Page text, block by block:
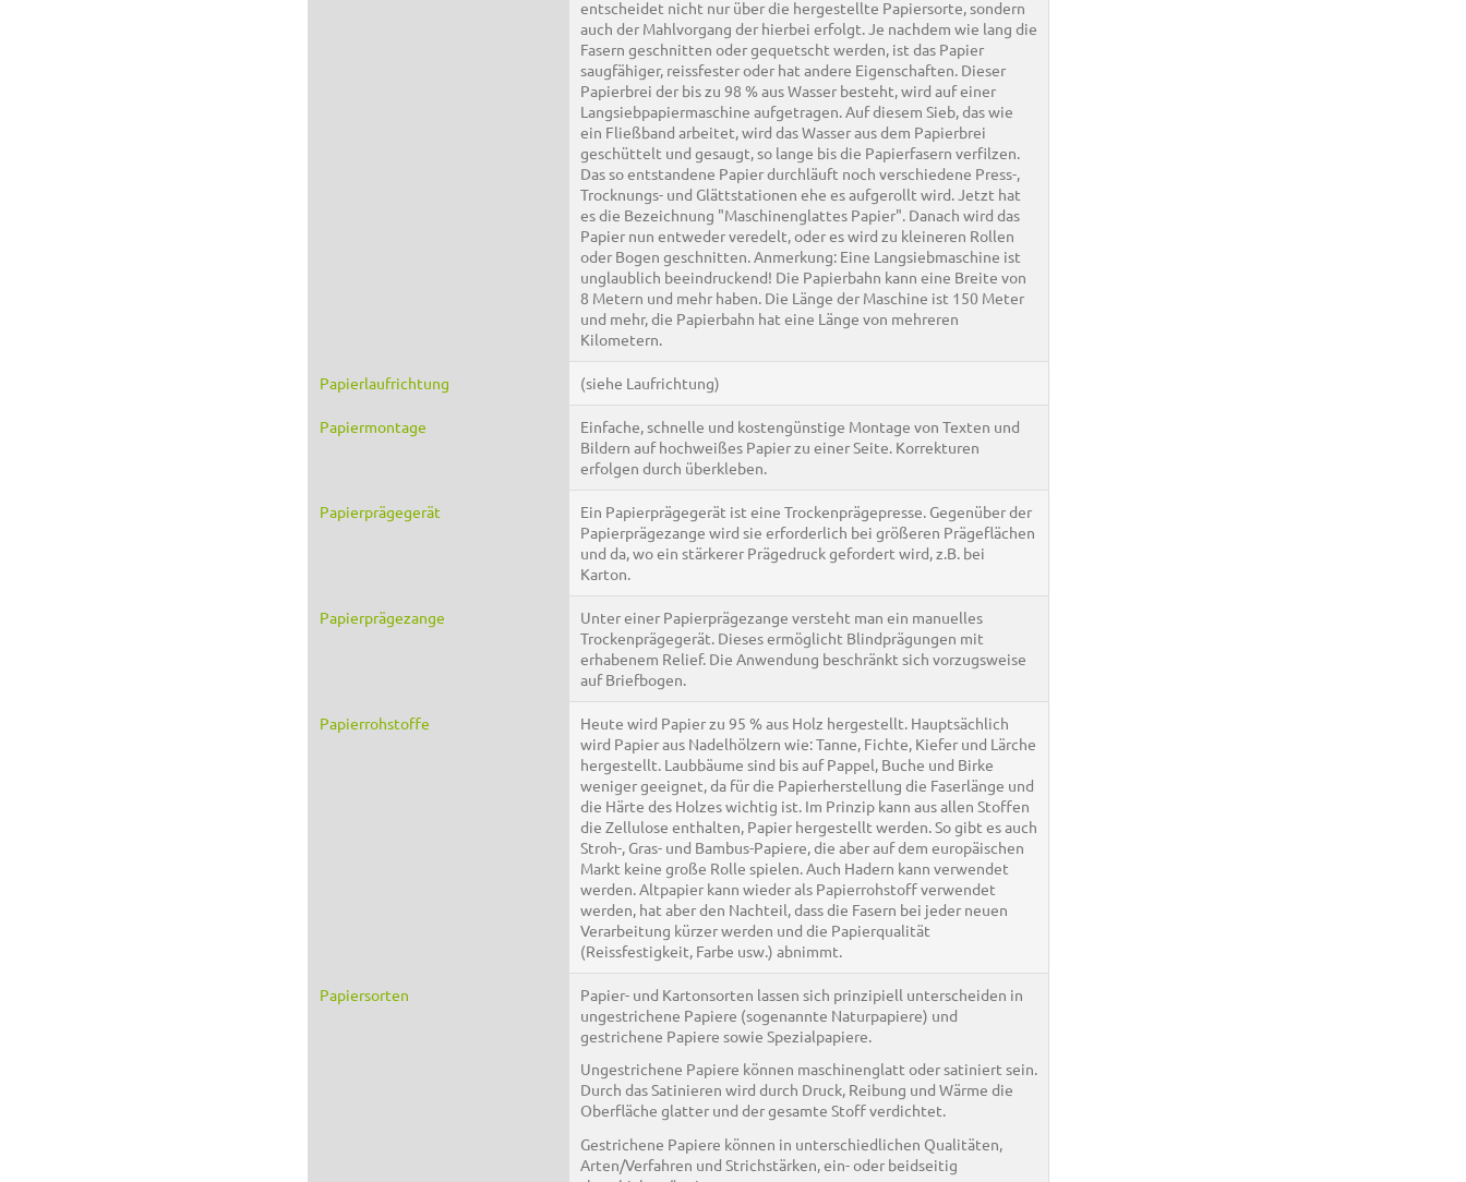
entscheidet nicht nur über die hergestellte Papiersorte, sondern
auch der Mahlvorgang der hierbei erfolgt. Je nachdem wie lang die
Fasern geschnitten oder gequetscht werden, ist das Papier
saugfähiger, reissfester oder hat andere Eigenschaften. Dieser
Papierbrei der bis zu 98 % aus Wasser besteht, wird auf einer
Langsiebpapiermaschine aufgetragen. Auf diesem Sieb, das wie
ein Fließband arbeitet, wird das Wasser aus dem Papierbrei
geschüttelt und gesaugt, so lange bis die Papierfasern verfilzen.
Das so entstandene Papier durchläuft noch verschiedene Press-,
Trocknungs- und Glättstationen ehe es aufgerollt wird. Jetzt hat
es die Bezeichnung "Maschinenglattes Papier". Danach wird das
Papier nun entweder veredelt, oder es wird zu kleineren Rollen
oder Bogen geschnitten. Anmerkung: Eine Langsiebmaschine ist
unglaublich beeindruckend! Die Papierbahn kann eine Breite von
8 Metern und mehr haben. Die Länge der Maschine ist 150 Meter
und mehr, die Papierbahn hat eine Länge von mehreren
Kilometern.
Papierlaufrichtung (siehe Laufrichtung)
Papiermontage
Einfache, schnelle und kostengünstige Montage von Texten und
Bildern auf hochweißes Papier zu einer Seite. Korrekturen
erfolgen durch überkleben.
Papierprägegerät
Ein Papierprägegerät ist eine Trockenprägepresse. Gegenüber der
Papierprägezange wird sie erforderlich bei größeren Prägeflächen
und da, wo ein stärkerer Prägedruck gefordert wird, z.B. bei
Karton.
Papierprägezange
Unter einer Papierprägezange versteht man ein manuelles
Trockenprägegerät. Dieses ermöglicht Blindprägungen mit
erhabenem Relief. Die Anwendung beschränkt sich vorzugsweise
auf Briefbogen.
Papierrohstoffe
Heute wird Papier zu 95 % aus Holz hergestellt. Hauptsächlich
wird Papier aus Nadelhölzern wie: Tanne, Fichte, Kiefer und Lärche
hergestellt. Laubbäume sind bis auf Pappel, Buche und Birke
weniger geeignet, da für die Papierherstellung die Faserlänge und
die Härte des Holzes wichtig ist. Im Prinzip kann aus allen Stoffen
die Zellulose enthalten, Papier hergestellt werden. So gibt es auch
Stroh-, Gras- und Bambus-Papiere, die aber auf dem europäischen
Markt keine große Rolle spielen. Auch Hadern kann verwendet
werden. Altpapier kann wieder als Papierrohstoff verwendet
werden, hat aber den Nachteil, dass die Fasern bei jeder neuen
Verarbeitung kürzer werden und die Papierqualität
(Reissfestigkeit, Farbe usw.) abnimmt.
Papiersorten
Papier- und Kartonsorten lassen sich prinzipiell unterscheiden in
ungestrichene Papiere (sogenannte Naturpapiere) und
gestrichene Papiere sowie Spezialpapiere.
Ungestrichene Papiere können maschinenglatt oder satiniert sein.
Durch das Satinieren wird durch Druck, Reibung und Wärme die
Oberfläche glatter und der gesamte Stoff verdichtet.
Gestrichene Papiere können in unterschiedlichen Qualitäten,
Arten/Verfahren und Strichstärken, ein- oder beidseitig